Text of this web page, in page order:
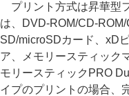
プリント方式は昇華型
は、DVD-ROM/CD-
SD/microSDカード、xD
ア、メモリースティック
モリースティックPRO
イプのプリントの場合、